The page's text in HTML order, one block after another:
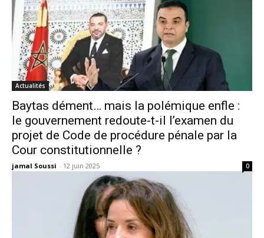
Actualités
Baytas dément… mais la polémique enfle :
le gouvernement redoute-t-il l’examen du
projet de Code de procédure pénale par la
Cour constitutionnelle ?
jamal Soussi - 12 juin 2025 0